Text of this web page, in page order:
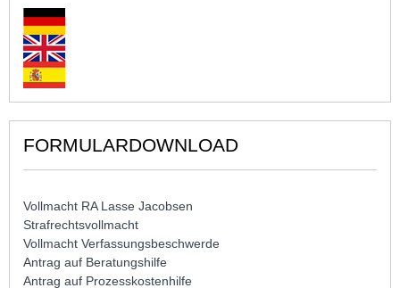
FORMULARDOWNLOAD
Vollmacht RA Lasse Jacobsen
Strafrechtsvollmacht
Vollmacht Verfassungsbeschwerde
Antrag auf Beratungshilfe
Antrag auf Prozesskostenhilfe